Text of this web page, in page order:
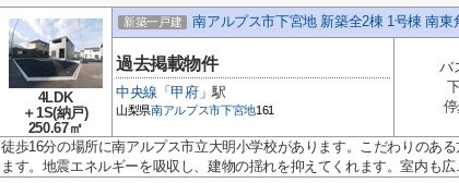
4LDK
＋1S(納戸)
250.67㎡
新築一戸建 南アルプス市下宮地 新築全2棟 1号棟 南東
過去掲載物件
中央線 「甲府」駅
山梨県南アルプス市下宮地161
バ
徒歩16分の場所に南アルプス市立大明小学校があります。こだわりのあ
ます。地震エネルギーを吸収し、建物の揺れを抑えてくれます。室内も広